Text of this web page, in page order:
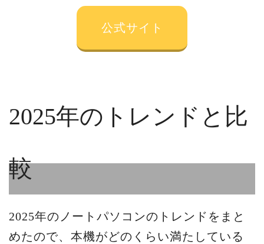
公式サイト
2025年のトレンドと比
較
2025年のノートパソコンのトレンドをまと
めたので、本機がどのくらい満たしている